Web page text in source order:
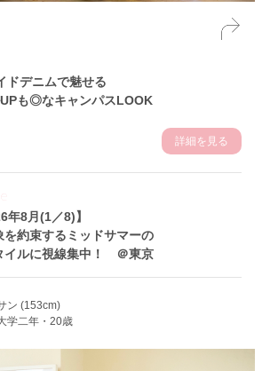
ドデニムで魅せる
も◎なキャンパスLOOK
詳細を見る
年8月(1／8)】
を約束するミッドサマーの
イルに視線集中！ ＠東京
ン (153cm)
学二年・20歳